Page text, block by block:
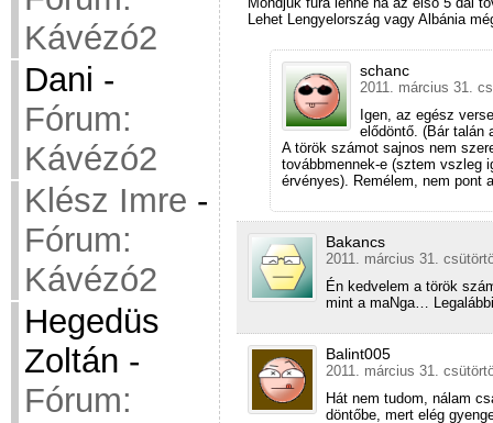
Kávézó2
Dani -
Fórum:
Kávézó2
Klész Imre -
Fórum:
Kávézó2
Hegedüs
Zoltán -
Fórum:
Lehet Lengyelország vagy Albánia
schanc
2011. március 31.
Igen, az egész
elődöntő. (Bár talán
A török számot sajnos nem
továbbmennek-e (sztem vszleg
érvényes). Remélem, nem pont
Bakancs
2011. március 31.
Én kedvelem a török
mint a maNga…
Balint005
2011. március 31.
Hát nem tudom, nálam
döntőbe, mert elég